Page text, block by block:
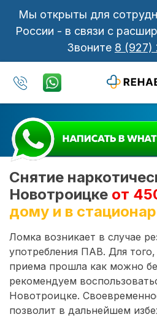
Мы открыты для
России - в связи с
Звоните 8 (927)
Снятие
Новотроицке от
дому и в
Ломка возникает в случае
употребления ПАВ. Для
приема прошла как можно
рекомендуем
Новотроицке.
позволит в дальнейшем